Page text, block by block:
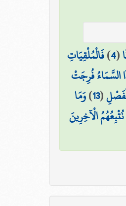
(
4
)فَالْمُلْقِيَاتِ
السَّمَاءُ فُرِجَتْ
(
13
)وَمَا
الْآخِرِينَ